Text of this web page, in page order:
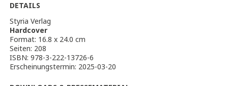
DETAILS
Styria Verlag
Hardcover
Format: 16.8 x 24.0 cm
Seiten: 208
ISBN: 978-3-222-13726-6
Erscheinungstermin: 2025-03-20